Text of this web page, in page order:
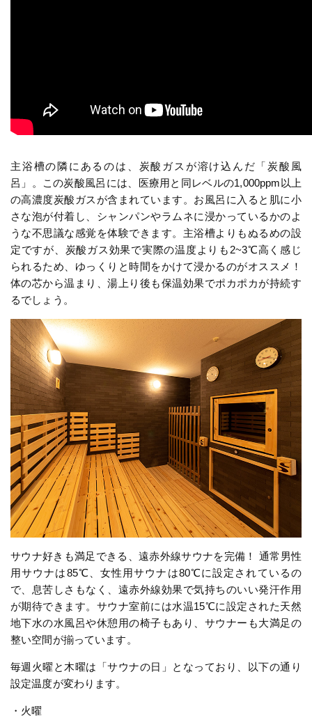
主浴槽の隣にあるのは、炭酸ガスが溶け込んだ「炭酸風
呂」。この炭酸風呂には、医療用と同レベルの1,000ppm以上
の高濃度炭酸ガスが含まれています。お風呂に入ると肌に小
さな泡が付着し、シャンパンやラムネに浸かっているかのよ
うな不思議な感覚を体験できます。主浴槽よりもぬるめの設
定ですが、炭酸ガス効果で実際の温度よりも2~3℃高く感じ
られるため、ゆっくりと時間をかけて浸かるのがオススメ！
体の芯から温まり、湯上り後も保温効果でポカポカが持続す
るでしょう。
サウナ好きも満足できる、遠赤外線サウナを完備！ 通常男性
用サウナは85℃、女性用サウナは80℃に設定されているの
で、息苦しさもなく、遠赤外線効果で気持ちのいい発汗作用
が期待できます。サウナ室前には水温15℃に設定された天然
地下水の水風呂や休憩用の椅子もあり、サウナーも大満足の
整い空間が揃っています。
毎週火曜と木曜は「サウナの日」となっており、以下の通り
設定温度が変わります。
・火曜